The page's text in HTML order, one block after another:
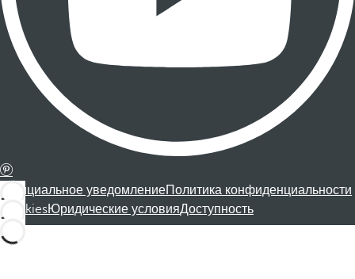
Официальное уведомлениеПолитика конфиденциальности
CookiesЮридические условияДоступность